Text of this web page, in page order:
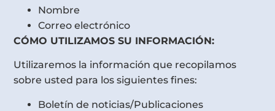
Nombre
Correo electrónico
CÓMO UTILIZAMOS SU INFORMACIÓN:
Utilizaremos la información que recopilamos
sobre usted para los siguientes fines:
Boletín de noticias/Publicaciones